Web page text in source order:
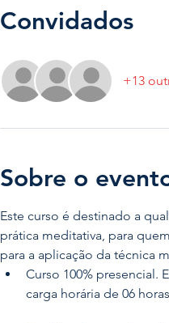
Convidados
+13
Sobre o
Este curso é destinado a
prática meditativa, para
para a aplicação da técnica
Curso 100% presencial.
carga horária de 06